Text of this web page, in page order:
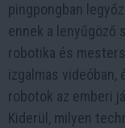
pingpongban
ennek a lenyűgöző
robotika és
izgalmas videóban,
robotok az emberi
Kiderül, milyen